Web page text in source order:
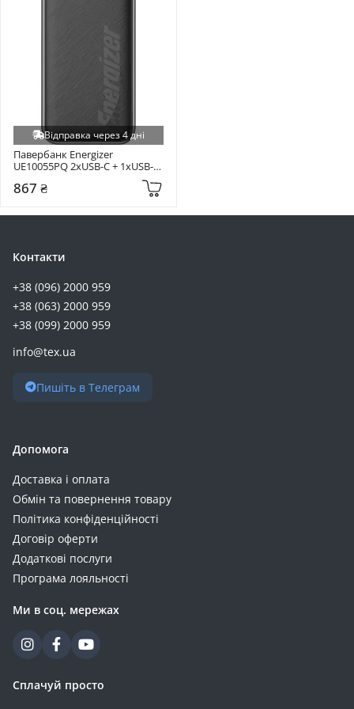
Відправка через 4 дні
Павербанк Energizer
UE10055PQ 2xUSB-C + 1xUSB-A
(UE10055PQ)
867 ₴
Контакти
+38 (096) 2000 959
+38 (063) 2000 959
+38 (099) 2000 959
info@tex.ua
Пишіть в Телеграм
Допомога
Доставка і оплата
Обмін та повернення товару
Політика конфіденційності
Договір оферти
Додаткові послуги
Програма лояльності
Ми в соц. мережах
Сплачуй просто